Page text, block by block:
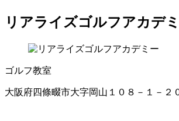
リアライズゴルフアカデ
ゴルフ教室
大阪府四條畷市大字岡山１０８－１－２